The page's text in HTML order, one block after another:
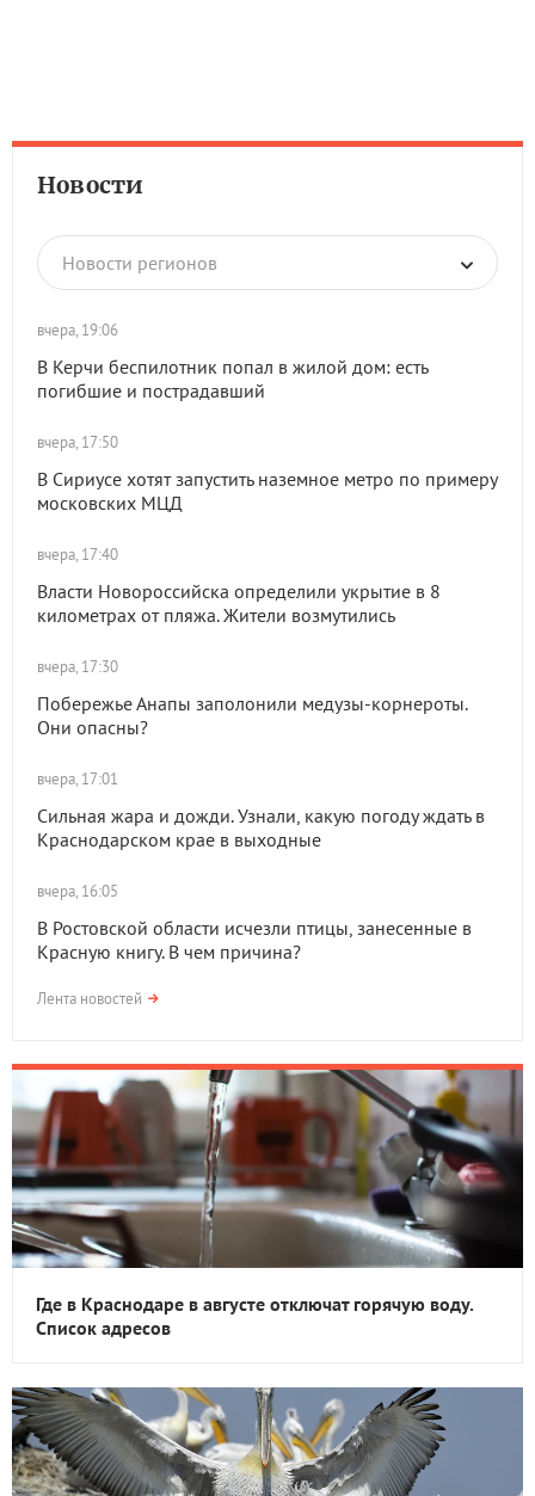
Новости
Новости регионов
вчера, 19:06
В Керчи беспилотник попал в жилой дом: есть
погибшие и пострадавший
вчера, 17:50
В Сириусе хотят запустить наземное метро по примеру
московских МЦД
вчера, 17:40
Власти Новороссийска определили укрытие в 8
километрах от пляжа. Жители возмутились
вчера, 17:30
Побережье Анапы заполонили медузы-корнероты.
Они опасны?
вчера, 17:01
Сильная жара и дожди. Узнали, какую погоду ждать в
Краснодарском крае в выходные
вчера, 16:05
В Ростовской области исчезли птицы, занесенные в
Красную книгу. В чем причина?
Лента новостей
Где в Краснодаре в августе отключат горячую воду.
Список адресов